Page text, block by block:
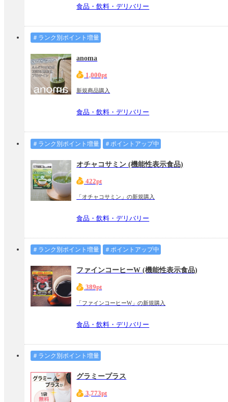
食品・飲料・デリバリー
＃ランク別ポイント増量
anoma
1,000pt
新規商品購入
食品・飲料・デリバリー
＃ランク別ポイント増量 ＃ポイントアップ中
オチャコサミン (機能性表示食品)
422pt
「オチャコサミン」の新規購入
食品・飲料・デリバリー
＃ランク別ポイント増量 ＃ポイントアップ中
ファインコーヒーW (機能性表示食品)
389pt
「ファインコーヒーW」の新規購入
食品・飲料・デリバリー
＃ランク別ポイント増量
グラミープラス
3,773pt